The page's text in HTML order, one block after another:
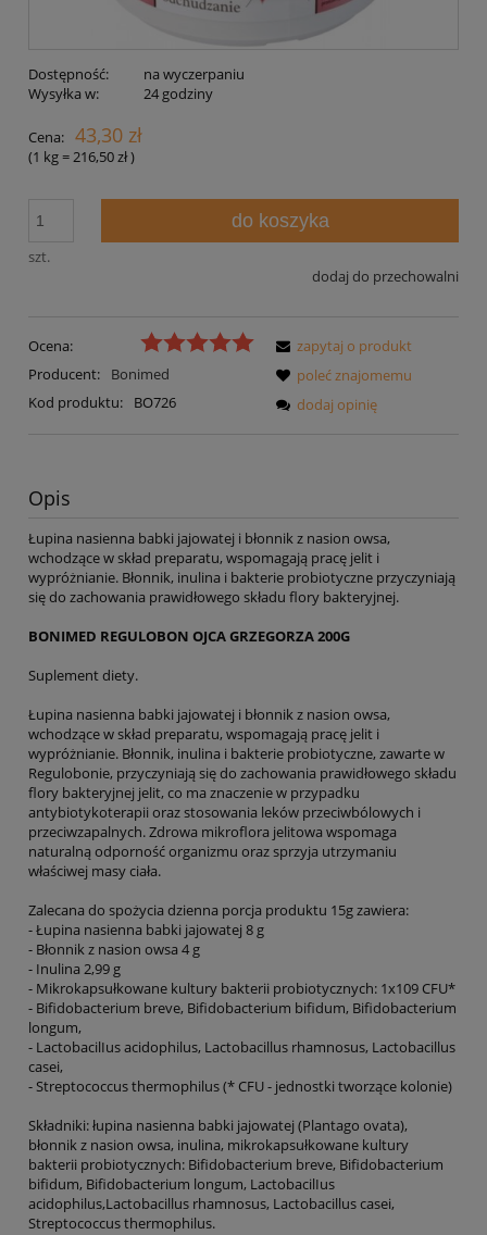
Dostępność:
na wyczerpaniu
Wysyłka w:
24 godziny
Cena: 43,30 zł
(1 kg=216,50 zł)
szt.
do koszyka
dodaj do przechowalni
Ocena:
Producent:
Bonimed
Kod produktu:
BO726
zapytaj o produkt
poleć znajomemu
dodaj opinię
Opis
Łupina nasienna babki jajowatej i błonnik z nasion owsa,
wchodzące w skład preparatu, wspomagają pracę jelit i
wypróżnianie. Błonnik, inulina i bakterie probiotyczne przyczyniają
się do zachowania prawidłowego składu flory bakteryjnej.
BONIMED REGULOBON OJCA GRZEGORZA 200G
Suplement diety.
Łupina nasienna babki jajowatej i błonnik z nasion owsa,
wchodzące w skład preparatu, wspomagają pracę jelit i
wypróżnianie. Błonnik, inulina i bakterie probiotyczne, zawarte w
Regulobonie, przyczyniają się do zachowania prawidłowego składu
flory bakteryjnej jelit, co ma znaczenie w przypadku
antybiotykoterapii oraz stosowania leków przeciwbólowych i
przeciwzapalnych. Zdrowa mikroflora jelitowa wspomaga
naturalną odporność organizmu oraz sprzyja utrzymaniu
właściwej masy ciała.
Zalecana do spożycia dzienna porcja produktu 15g zawiera:
- Łupina nasienna babki jajowatej 8 g
- Błonnik z nasion owsa 4 g
- Inulina 2,99 g
- Mikrokapsułkowane kultury bakterii probiotycznych: 1x109 CFU*
- Bifidobacterium breve, Bifidobacterium bifidum, Bifidobacterium
longum,
- LactobacilIus acidophilus, Lactobacillus rhamnosus, Lactobacillus
casei,
- Streptococcus thermophilus (* CFU - jednostki tworzące kolonie)
Składniki: łupina nasienna babki jajowatej (Plantago ovata),
błonnik z nasion owsa, inulina, mikrokapsułkowane kultury
bakterii probiotycznych: Bifidobacterium breve, Bifidobacterium
bifidum, Bifidobacterium longum, LactobacilIus
acidophilus,Lactobacillus rhamnosus, Lactobacillus casei,
Streptococcus thermophilus.